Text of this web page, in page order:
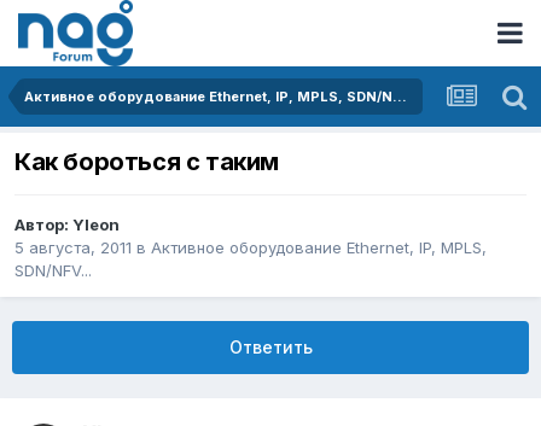
Активное оборудование Ethernet, IP, MPLS, SDN/NFV...
Как бороться с таким
Автор: Yleon
5 августа, 2011 в Активное оборудование Ethernet, IP, MPLS,
SDN/NFV...
Ответить